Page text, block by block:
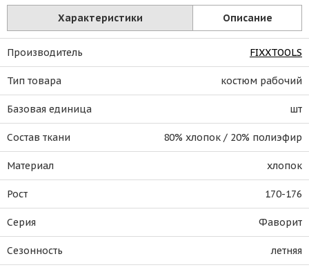
Характеристики Описание
Производитель FIXXTOOLS
Тип товара костюм рабочий
Базовая единица шт
Состав ткани 80% хлопок / 20% полиэфир
Материал хлопок
Рост 170-176
Серия Фаворит
Сезонность летняя